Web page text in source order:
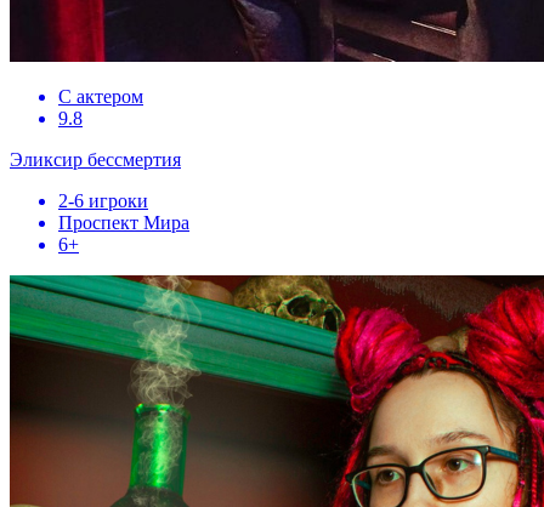
С актером
9.8
Эликсир бессмертия
2-6 игроки
Проспект Мира
6+